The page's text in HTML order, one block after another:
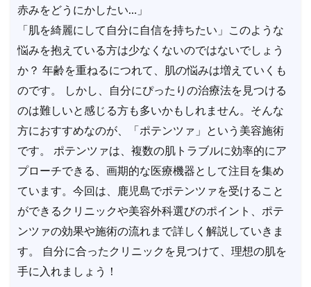
赤みをどうにかしたい…」
「肌を綺麗にして自分に自信を持ちたい」このような
悩みを抱えている方は少なくないのではないでしょう
か？ 年齢を重ねるにつれて、肌の悩みは増えていくも
のです。 しかし、自分にぴったりの治療法を見つける
のは難しいと感じる方も多いかもしれません。そんな
方におすすめなのが、「ポテンツァ」という美容施術
です。 ポテンツァは、複数の肌トラブルに効率的にア
プローチできる、画期的な医療機器として注目を集め
ています。今回は、鹿児島でポテンツァを受けること
ができるクリニックや美容外科選びのポイント、ポテ
ンツァの効果や施術の流れまで詳しく解説していきま
す。 自分に合ったクリニックを見つけて、理想の肌を
手に入れましょう！